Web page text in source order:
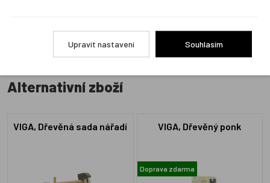
Alternativní zboží
VIGA, Dřevěná sada nářadí VIGA, Dřevěný ponk
Doprava zdarma
Upravit nastavení Souhlasím